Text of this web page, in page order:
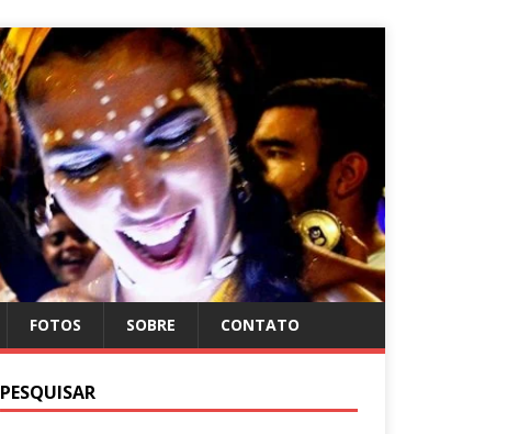
FOTOS SOBRE CONTATO
PESQUISAR